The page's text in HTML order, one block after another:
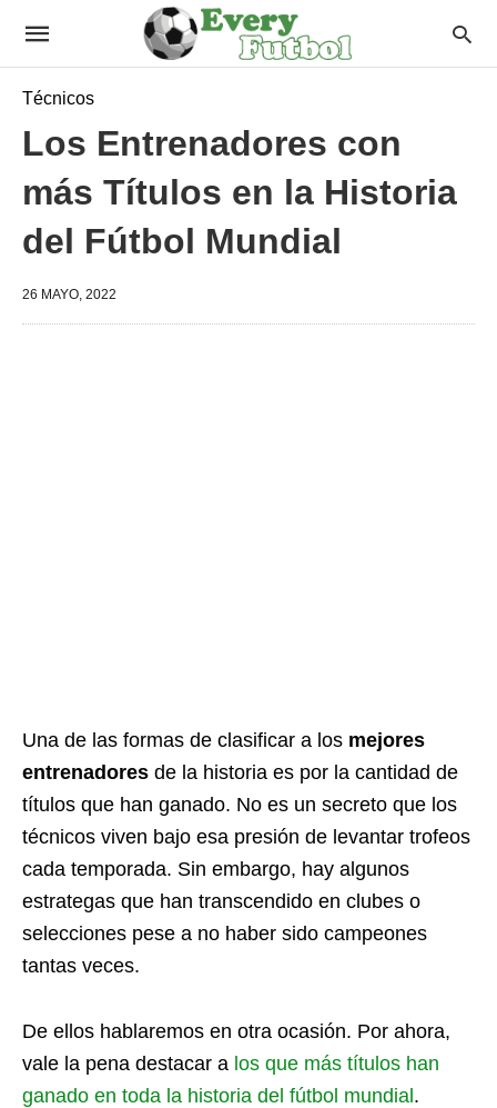
Técnicos
Los Entrenadores con
más Títulos en la Historia
del Fútbol Mundial
26 MAYO, 2022
Una de las formas de clasificar a los mejores
entrenadores de la historia es por la cantidad de
títulos que han ganado. No es un secreto que los
técnicos viven bajo esa presión de levantar trofeos
cada temporada. Sin embargo, hay algunos
estrategas que han transcendido en clubes o
selecciones pese a no haber sido campeones
tantas veces.
De ellos hablaremos en otra ocasión. Por ahora,
vale la pena destacar a los que más títulos han
ganado en toda la historia del fútbol mundial .